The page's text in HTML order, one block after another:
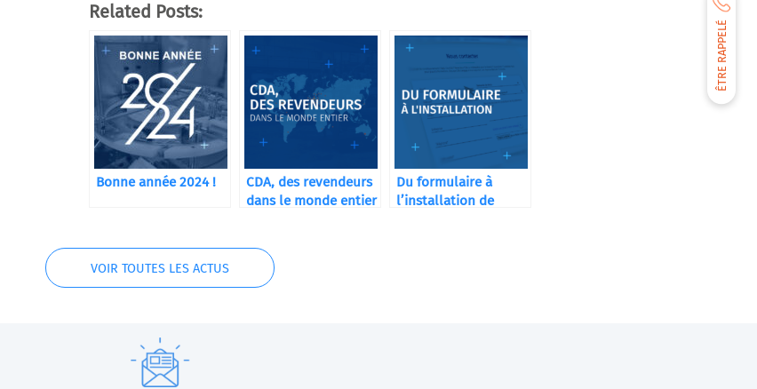
ÊTRE RAPPELÉ
Related Posts:
Bonne année 2024 !
CDA, des revendeurs
dans le monde entier
Du formulaire à
l’installation de
VOIR TOUTES LES ACTUS